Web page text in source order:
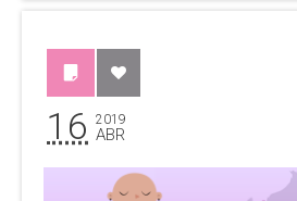
16 2019
ABR